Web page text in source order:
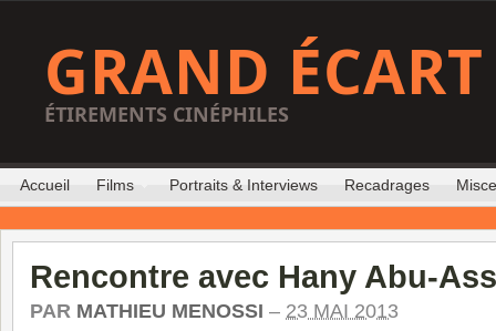
GRAND ÉCART
ÉTIREMENTS CINÉPHILES
Accueil Films Portraits & Interviews Recadrages
Rencontre avec Hany Abu-
PAR MATHIEU MENOSSI – 23 MAI 2013